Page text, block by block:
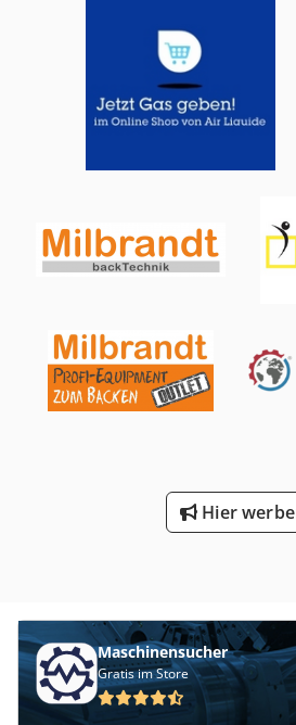
Hier
Maschinensucher
Gratis im Store